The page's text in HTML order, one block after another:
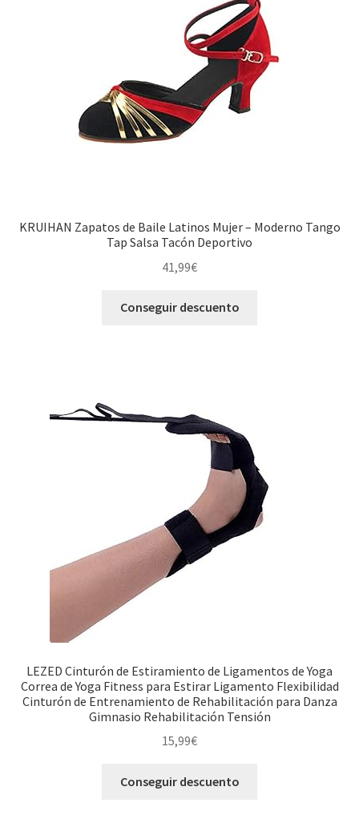
KRUIHAN Zapatos de Baile Latinos Mujer – Moderno Tango
Tap Salsa Tacón Deportivo
41,99€
Conseguir descuento
LEZED Cinturón de Estiramiento de Ligamentos de Yoga
Correa de Yoga Fitness para Estirar Ligamento Flexibilidad
Cinturón de Entrenamiento de Rehabilitación para Danza
Gimnasio Rehabilitación Tensión
15,99€
Conseguir descuento